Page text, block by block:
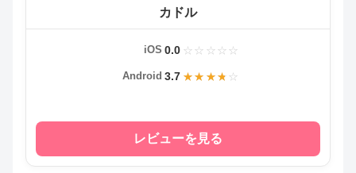
カドル
iOS 0.0
Android 3.7
レビューを見る